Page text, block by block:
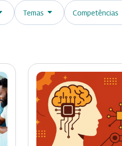
Temas Competências